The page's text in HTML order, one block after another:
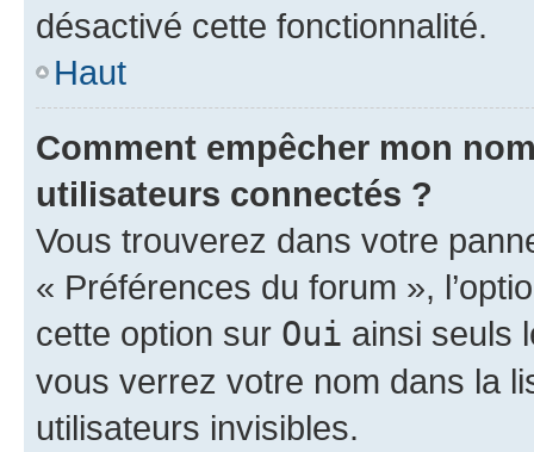
désactivé cette fonctionnalité.
Haut
Comment empêcher mon
utilisateurs connectés ?
Vous trouverez dans votre
« Préférences du forum »,
cette option sur Oui ainsi seuls
vous verrez votre nom dans la
utilisateurs invisibles.